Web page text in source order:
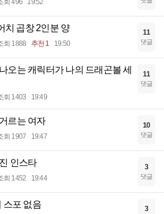
회 496 19:52
치 곱창 2인분 양
회 1888 추천 1 19:50
11
댓글
오는 캐릭터가 나의 드래곤볼 세
회 1403 19:49
11
댓글
르는 여자
회 1907 19:47
10
댓글
인스타
회 1452 19:44
3
댓글
스포 없음 3